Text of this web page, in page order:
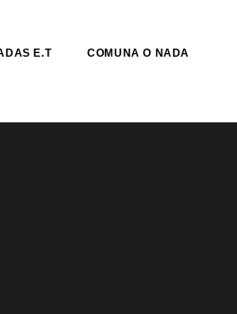
E.T COMUNA O NADA